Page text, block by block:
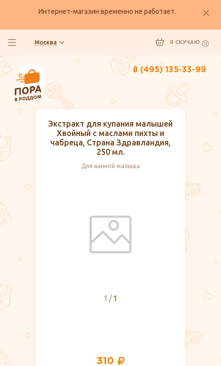
Интернет-магазин временно не работает.
Москва Я СКУЧАЮ
8 (495) 135-33-99
Экстракт для купания малышей
Хвойный с маслами пихты и
чабреца, Страна Здравландия,
250 мл.
Для ванной малыша
1 1
310